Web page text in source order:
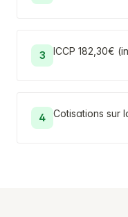
3 ICCP 182,30€
4 Cotisations sur